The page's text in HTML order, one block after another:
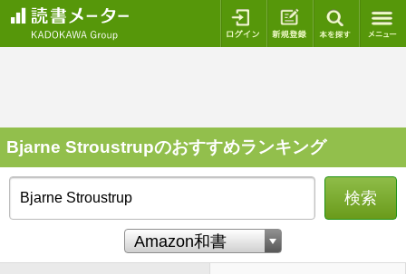
ログイン 新規登録
Bjarne Stroustrupのおすすめランキング
検索